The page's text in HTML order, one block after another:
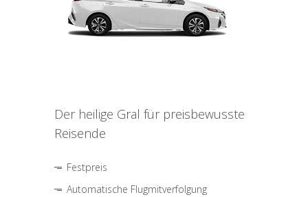
Der heilige Gral für preisbewusste
Reisende
Festpreis
Automatische Flugmitverfolgung